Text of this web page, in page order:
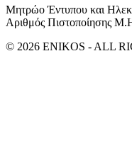
Μητρώο Έντυπου και
Αριθμός Πιστοποίησης
© 2026 ENIKOS - ALL